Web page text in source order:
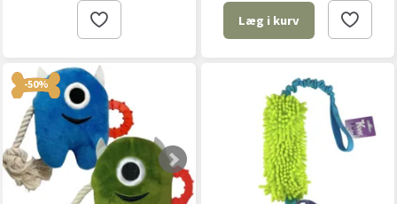
Læg i kurv
-50%